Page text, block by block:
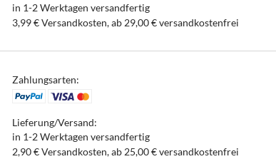
in 1-2 Werktagen versandfertig
3,99 € Versandkosten, ab 29,00 € versandkostenfrei
Zahlungsarten:
Lieferung/Versand:
in 1-2 Werktagen versandfertig
2,90 € Versandkosten, ab 25,00 € versandkostenfrei